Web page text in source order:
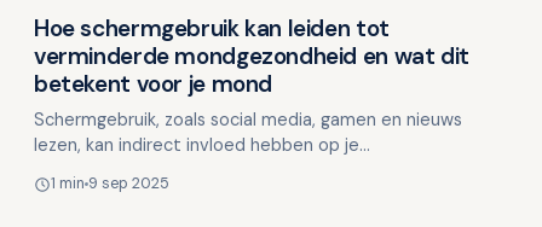
Kinderen en mondgezondheid
Hoe schermgebruik kan leiden tot
verminderde mondgezondheid en wat dit
betekent voor je mond
Schermgebruik, zoals social media, gamen en nieuws
lezen, kan indirect invloed hebben op je
spanning. Ho…
1 min 9 sep 2025